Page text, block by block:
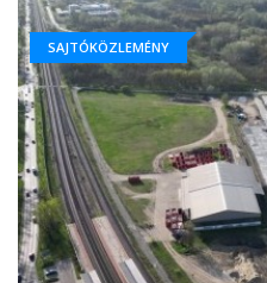
SAJTÓKÖZLEMÉNY